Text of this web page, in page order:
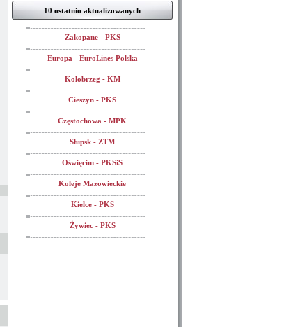
10 ostatnio aktualizowanych
Zakopane - PKS
Europa - EuroLines Polska
Kołobrzeg - KM
Cieszyn - PKS
Częstochowa - MPK
Słupsk - ZTM
Oświęcim - PKSiS
Koleje Mazowieckie
Kielce - PKS
Żywiec - PKS